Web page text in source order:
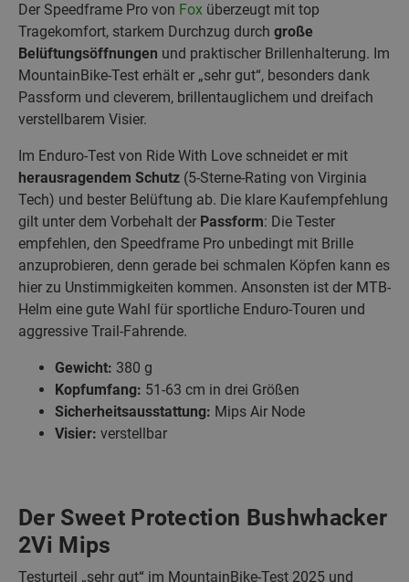
Der Speedframe Pro von Fox überzeugt mit top
Tragekomfort, starkem Durchzug durch große
Belüftungsöffnungen und praktischer Brillenhalterung. Im
MountainBike-Test erhält er „sehr gut“, besonders dank
Passform und cleverem, brillentauglichem und dreifach
verstellbarem Visier.
Im Enduro-Test von Ride With Love schneidet er mit
herausragendem Schutz (5-Sterne-Rating von Virginia
Tech) und bester Belüftung ab. Die klare Kaufempfehlung
gilt unter dem Vorbehalt der Passform: Die Tester
empfehlen, den Speedframe Pro unbedingt mit Brille
anzuprobieren, denn gerade bei schmalen Köpfen kann es
hier zu Unstimmigkeiten kommen. Ansonsten ist der MTB-
Helm eine gute Wahl für sportliche Enduro-Touren und
aggressive Trail-Fahrende.
Gewicht: 380 g
Kopfumfang: 51-63 cm in drei Größen
Sicherheitsausstattung: Mips Air Node
Visier: verstellbar
Der Sweet Protection Bushwhacker
2Vi Mips
Testurteil „sehr gut“ im MountainBike-Test 2025 und